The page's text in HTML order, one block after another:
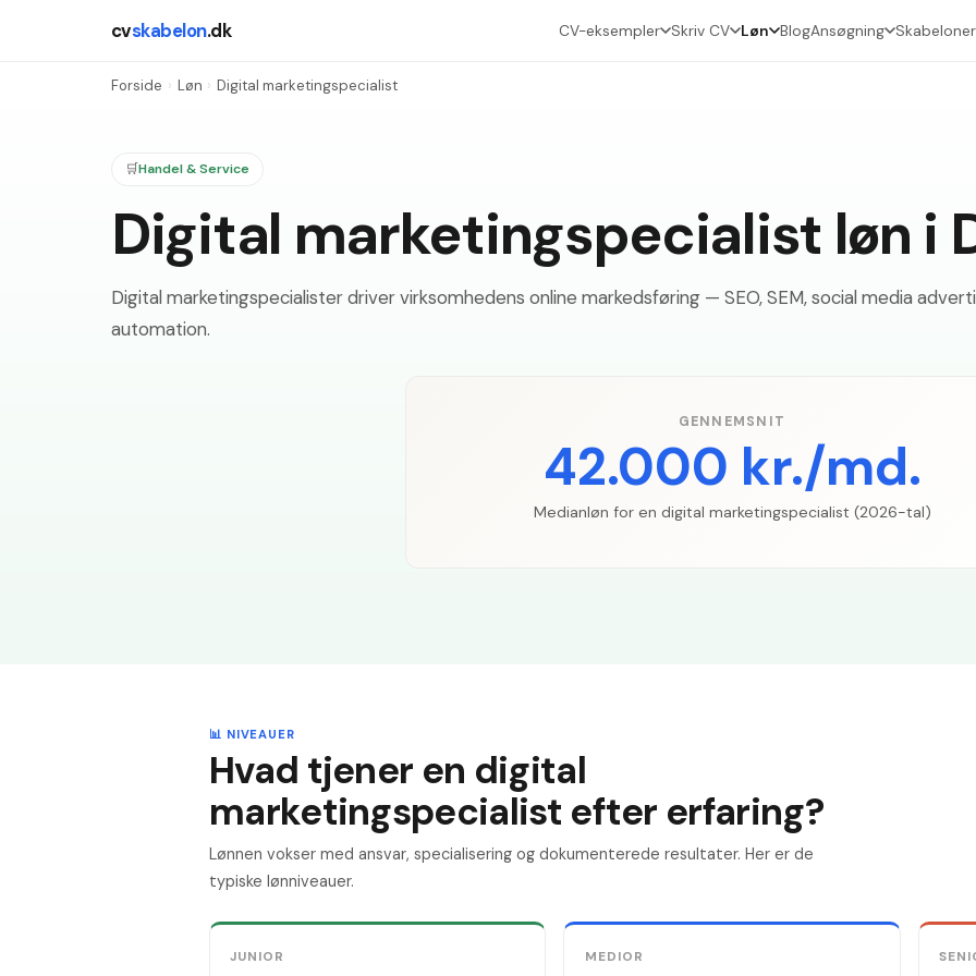
cvskabelon.dk CV-eksempler Skriv CV Løn BlogAnsøgning Skabeloner
Forside › Løn › Digital marketingspecialist
🛒Handel & Service
Digital marketingspecialist løn i
Digital marketingspecialister driver virksomhedens online markedsføring — SEO, SEM, social media
automation.
GENNEMSNIT
42.000 kr./md.
Medianløn for en digital marketingspecialist (2026-tal)
📊 NIVEAUER
Hvad tjener en digital
marketingspecialist efter erfaring?
Lønnen vokser med ansvar, specialisering og dokumenterede resultater. Her er de
typiske lønniveauer.
JUNIOR MEDIOR